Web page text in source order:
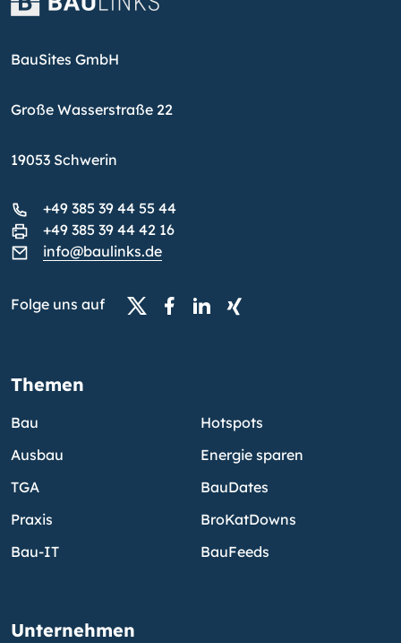
BauSites GmbH
Große Wasserstraße 22
19053 Schwerin
+49 385 39 44 55 44
+49 385 39 44 42 16
info@baulinks.de
Folge uns auf
Themen
Bau
Ausbau
TGA
Praxis
Bau-IT
Hotspots
Energie sparen
BauDates
BroKatDowns
BauFeeds
Unternehmen